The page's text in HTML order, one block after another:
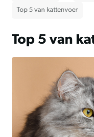
Top 5 van kattenvoer
Top 5 van